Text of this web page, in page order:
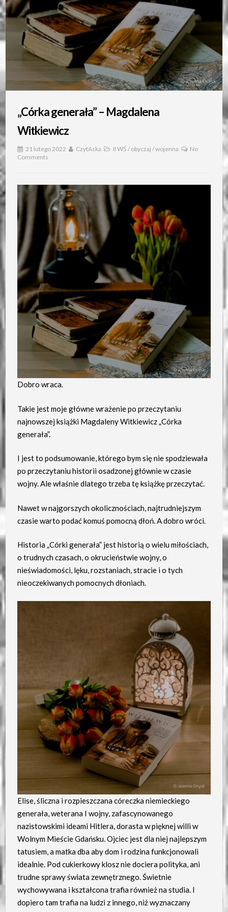
„Córka generała” – Magdalena
Witkiewicz
21 lutego 2022 CzytAska II WŚ /obyczaj /wojenna
No
Comments
Dobro wraca.
Takie jest moje główne wrażenie po przeczytaniu
najnowszej książki Magdaleny Witkiewicz „Córka
generała”.
I jest to podsumowanie, którego bym się nie spodziewała
po przeczytaniu historii osadzonej głównie w czasie
wojny. Ale właśnie dlatego trzeba tę książkę przeczytać.
Nawet w najgorszych okolicznościach, najtrudniejszym
czasie warto podać komuś pomocną dłoń. A dobro wróci.
Historia „Córki generała” jest historią o wielu miłościach,
o trudnych czasach, o okrucieństwie wojny, o
nieświadomości, lęku, rozstaniach, stracie i o tych
nieoczekiwanych pomocnych dłoniach.
Elise, śliczna i rozpieszczana córeczka niemieckiego
generała, weterana I wojny, zafascynowanego
nazistowskimi ideami Hitlera, dorasta w pięknej willi w
Wolnym Mieście Gdańsku. Ojciec jest dla niej najlepszym
tatusiem, a matka dba aby dom i rodzina funkcjonowali
idealnie. Pod cukierkowy klosz nie dociera polityka, ani
trudne sprawy świata zewnętrznego. Świetnie
wychowywana i kształcona trafia również na studia. I
dopiero tam trafia na ludzi z innego, niż wyznaczany